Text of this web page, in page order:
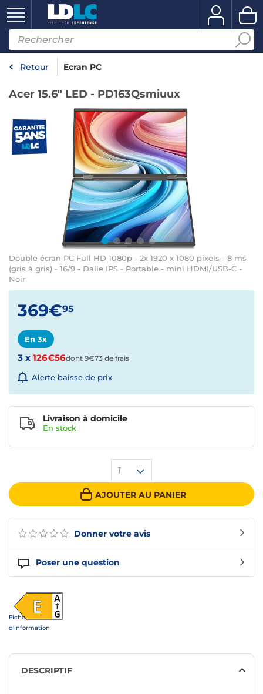
Retour Ecran PC
Acer 15.6" LED - PD163Qsmiuux
Double écran PC Full HD 1080p - 2x 1920 x 1080 pixels - 8 ms
(gris à gris) - 16/9 - Dalle IPS - Portable - mini HDMI/USB-C -
Noir
Donner votre avis
Poser une question
369€95
En 3x
3 x 126€56dont 9€73 de frais
Alerte baisse de prix
1
AJOUTER AU PANIER
Livraison à domicile
En stock
Fiche
d'information
DESCRIPTIF